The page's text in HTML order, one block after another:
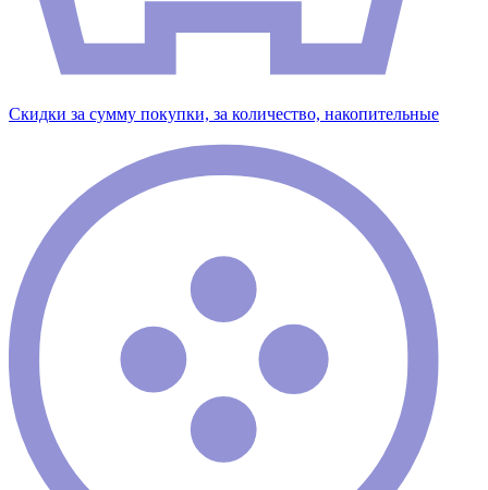
Скидки за сумму покупки, за количество, накопительные